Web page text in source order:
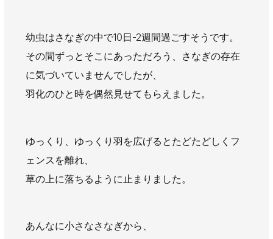
お知らせ
社長ブログ イベント お知らせ
AWAJYUブログ
安房住まいる
採用情報
新卒・第二新卒採用
協力会社募集
お問い合わせ
幼虫はさなぎの中で10日-2週間過ごすそうです。
その間ずっとそこにあっただろう、さなぎの存在
に気づいていませんでしたが、
羽化のひと時を偶然見せてもらえました。
ゆっくり、ゆっくり羽を広げるとたどたどしくフ
ェンスを離れ、
草の上に落ちるように止まりました。
あんなに小さなさなぎから、